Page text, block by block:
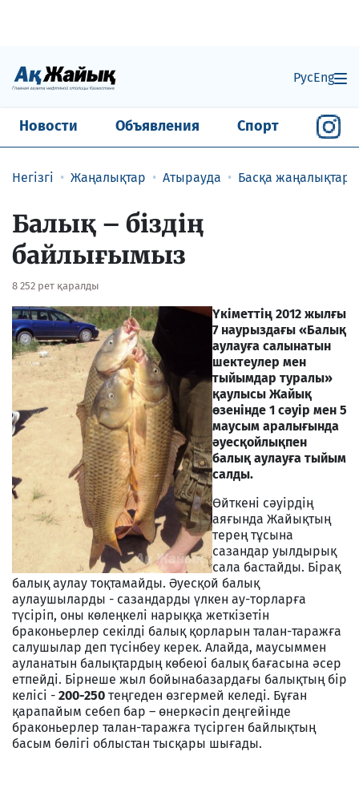
РусEng
Новости Объявления Спорт
Негізгі Жаңалықтар Атырауда Басқа жаңалықтар
Балық – біздің
байлығымыз
8 252 рет қаралды
Үкіметтің 2012 жылғы
7 наурыздағы «Балық
аулауға салынатын
шектеулер мен
тыйымдар туралы»
қаулысы Жайық
өзенінде 1 сәуір мен 5
маусым аралығында
әуесқойлықпен
балық аулауға тыйым
салды.
Өйткені сәуірдің
аяғында Жайықтың
терең тұсына
сазандар уылдырық
сала бастайды. Бірақ
балық аулау тоқтамайды. Әуесқой балық
аулаушыларды - сазандарды үлкен ау-торларға
түсіріп, оны көлеңкелі нарыққа жеткізетін
браконьерлер секілді балық қорларын талан-таражға
салушылар деп түсінбеу керек. Алайда, маусыммен
ауланатын балықтардың көбеюі балық бағасына әсер
етпейді. Бірнеше жыл бойынабазардағы балықтың бір
келісі - 200-250 теңгеден өзгермей келеді. Бұған
қарапайым себеп бар – өнеркәсіп деңгейінде
браконьерлер талан-таражға түсірген байлықтың
басым бөлігі облыстан тысқары шығады.